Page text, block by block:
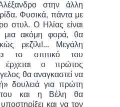
στην άλλη
Φυσικά, πάντα με
στυλ. Ο Ηλίας είναι
μια ακόμη φορά, θα
ρεζίλι!... Μεγάλη
το σπιτικό του
έρχεται ο πρώτος
θα αναγκαστεί να
δουλειά για πρώτη
και η Βέλη θα
και να τον